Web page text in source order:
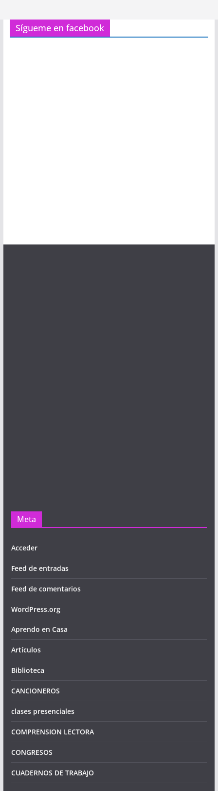
Sígueme en facebook
Meta
Acceder
Feed de entradas
Feed de comentarios
WordPress.org
Aprendo en Casa
Artículos
Biblioteca
CANCIONEROS
clases presenciales
COMPRENSION LECTORA
CONGRESOS
CUADERNOS DE TRABAJO